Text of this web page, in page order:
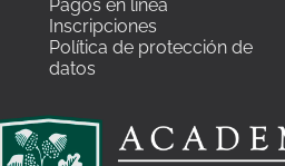
Pagos en línea
Inscripciones
Política de protección de
datos